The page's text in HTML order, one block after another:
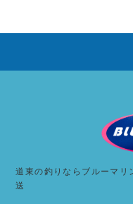
道東の釣りならブルーマリ
送